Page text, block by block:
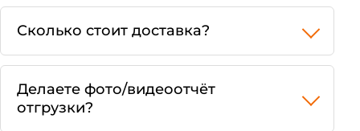
Сколько стоит доставка?
Делаете фото/видеоотчёт
отгрузки?